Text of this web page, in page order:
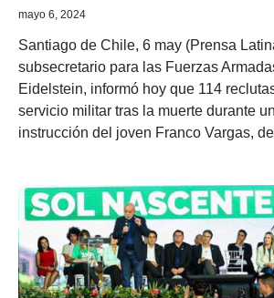
mayo 6, 2024
Santiago de Chile, 6 may (Prensa
subsecretario para las Fuerzas
Eidelstein, informó hoy que 114
servicio militar tras la muerte durante
instrucción del joven Franco Vargas,